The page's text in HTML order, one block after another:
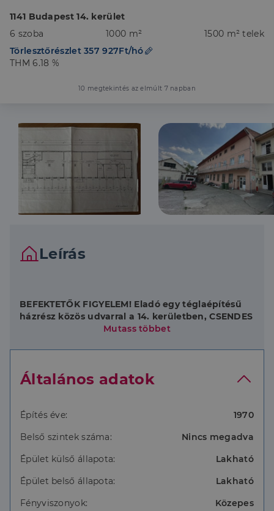
1141 Budapest 14. kerület
6 szoba
1000 m²
1500 m² telek
Törlesztőrészlet 357 927Ft/hó
THM 6.18 %
10 megtekintés az elmúlt 7 napban
Leírás
BEFEKTETŐK FIGYELEM! Eladó egy téglaépítésű
házrész közös udvarral a 14. kerületben, CSENDES
és nyugodt környezetben.
Frekventált helyen, mégis CSENDES és nyugodt
399.999. HUF. Méretéből és árából adódóan kiváló
nyugodt és csendes környezetet biztosít lakóinak. A
és kényelmes megoldást kínál a hidegebb
hónapokban.
Minden lakás és iroda ki van adva, így Önnek már
Mutass többet
Általános adatok
Építés éve:
1970
Belső szintek száma:
Nincs megadva
Épület külső állapota:
Lakható
Épület belső állapota:
Lakható
Fényviszonyok:
Közepes